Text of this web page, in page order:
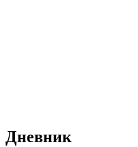
Дневник